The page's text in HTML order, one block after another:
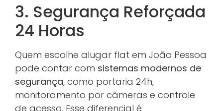
3. Segurança Reforçada
24 Horas
Quem escolhe alugar flat em João Pessoa
pode contar com sistemas modernos de
segurança, como portaria 24h,
monitoramento por câmeras e controle
de acesso. Esse diferencial é